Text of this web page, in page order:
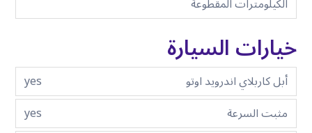
خيارات السيارة
أبل كاربلاي اندرويد اوتو
yes
مثبت السرعة
yes